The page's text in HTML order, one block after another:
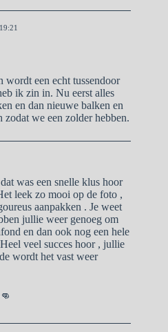
wordt een echt tussendoor
ik zin in. Nu eerst alles
en dan nieuwe balken en
zodat we een zolder hebben.
was een snelle klus hoor
leek zo mooi op de foto ,
aanpakken . Je weet
jullie weer genoeg om
en dan ook nog een hele
veel succes hoor , jullie
wordt het vast weer